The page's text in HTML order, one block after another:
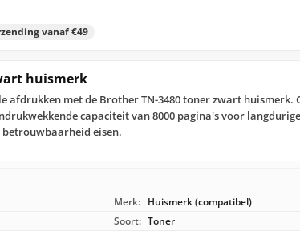
vanaf €49
huismerk
afdrukken met de Brother TN-3480 toner zwart
capaciteit van 8000 pagina's voor
eisen.
Merk: Huismerk (compatibel)
Soort: Toner